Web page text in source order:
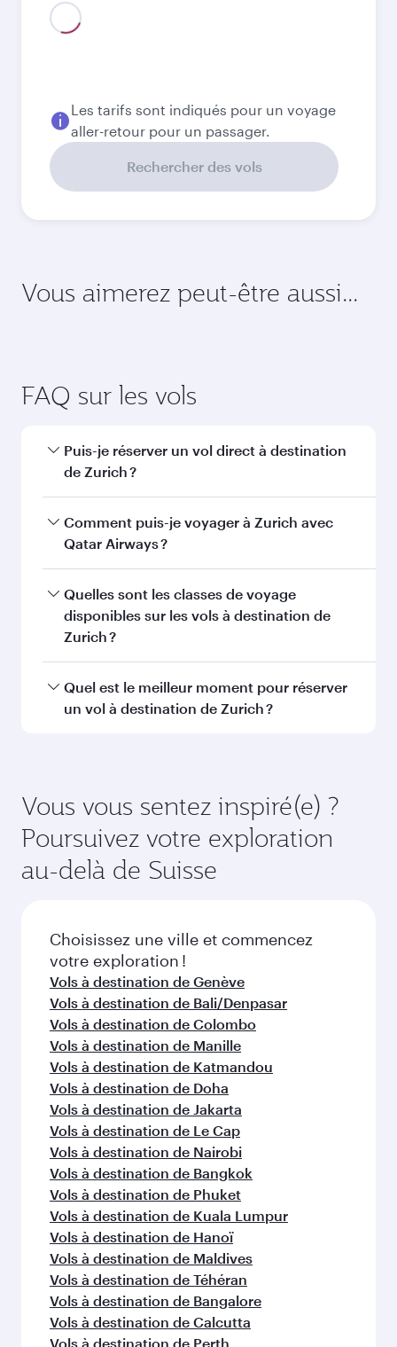
Septembre
2026
Octobre
2026
Novembre
2026
Janvier
2027
Rechercher des vols
Vous aimerez peut-être aussi...
Abu Dhabi
Économie
De CAD 1634
04 Oct 2026 - 07 Oct 2026
FAQ sur les vols
Puis-je réserver un vol direct à destination
de Zurich ?